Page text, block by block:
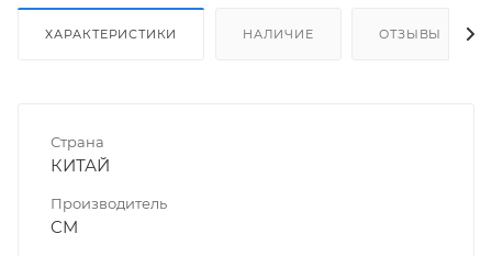
ХАРАКТЕРИСТИКИ НАЛИЧИЕ ОТЗЫВЫ
Страна
КИТАЙ
Производитель
CM